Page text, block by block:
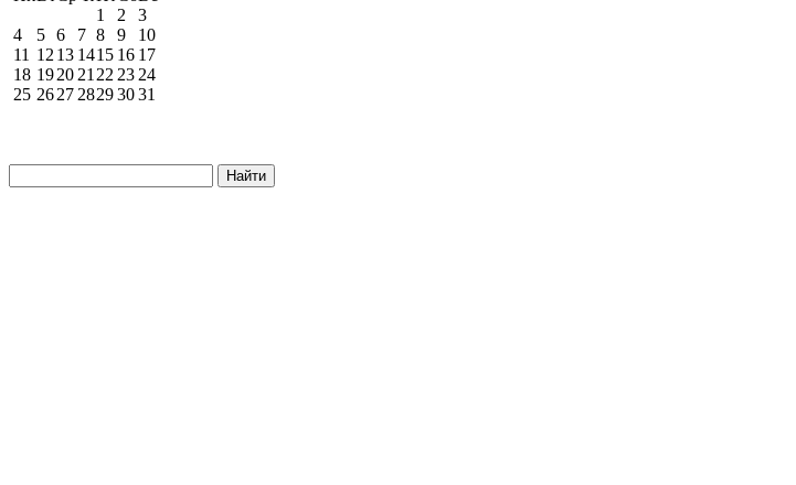
1
2
3
4
5 6 7 8 9
10
11 12 13 1415 16 17
18 1920 21 22 23 24
25 2627 28293031